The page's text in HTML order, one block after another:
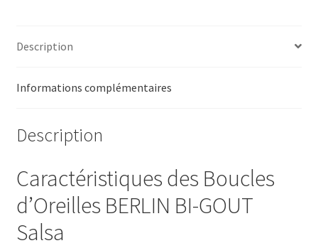
Description
Informations complémentaires
Description
Caractéristiques des Boucles
d’Oreilles BERLIN BI-GOUT
Salsa